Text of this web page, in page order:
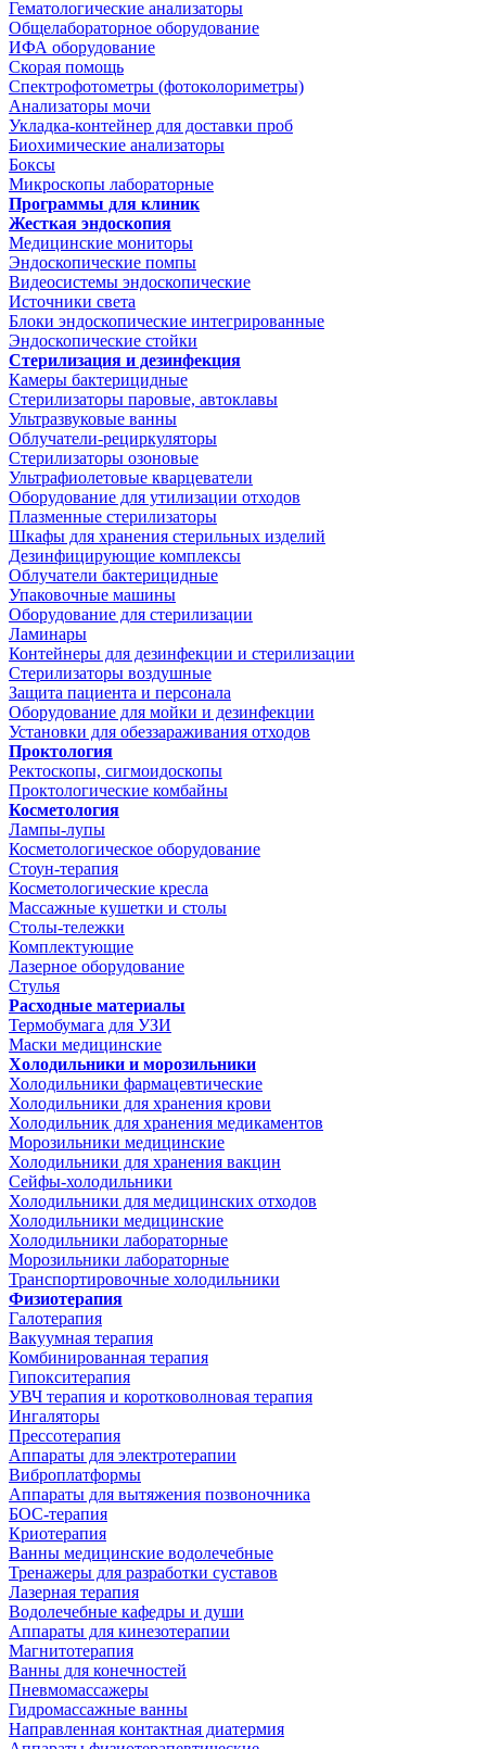
Гематологические анализаторы
Общелабораторное оборудование
ИФА оборудование
Скорая помощь
Спектрофотометры (фотоколориметры)
Анализаторы мочи
Укладка-контейнер для доставки проб
Биохимические анализаторы
Боксы
Микроскопы лабораторные
Программы для клиник
Жесткая эндоскопия
Медицинские мониторы
Эндоскопические помпы
Видеосистемы эндоскопические
Источники света
Блоки эндоскопические интегрированные
Эндоскопические стойки
Стерилизация и дезинфекция
Камеры бактерицидные
Стерилизаторы паровые, автоклавы
Ультразвуковые ванны
Облучатели-рециркуляторы
Стерилизаторы озоновые
Ультрафиолетовые кварцеватели
Оборудование для утилизации отходов
Плазменные стерилизаторы
Шкафы для хранения стерильных изделий
Дезинфицирующие комплексы
Облучатели бактерицидные
Упаковочные машины
Оборудование для стерилизации
Ламинары
Контейнеры для дезинфекции и стерилизации
Стерилизаторы воздушные
Защита пациента и персонала
Оборудование для мойки и дезинфекции
Установки для обеззараживания отходов
Проктология
Ректоскопы, сигмоидоскопы
Проктологические комбайны
Косметология
Лампы-лупы
Косметологическое оборудование
Стоун-терапия
Косметологические кресла
Массажные кушетки и столы
Столы-тележки
Комплектующие
Лазерное оборудование
Стулья
Расходные материалы
Термобумага для УЗИ
Маски медицинские
Холодильники и морозильники
Холодильники фармацевтические
Холодильники для хранения крови
Холодильник для хранения медикаментов
Морозильники медицинские
Холодильники для хранения вакцин
Сейфы-холодильники
Холодильники для медицинских отходов
Холодильники медицинские
Холодильники лабораторные
Морозильники лабораторные
Транспортировочные холодильники
Физиотерапия
Галотерапия
Вакуумная терапия
Комбинированная терапия
Гипокситерапия
УВЧ терапия и коротковолновая терапия
Ингаляторы
Прессотерапия
Аппараты для электротерапии
Виброплатформы
Аппараты для вытяжения позвоночника
БОС-терапия
Криотерапия
Ванны медицинские водолечебные
Тренажеры для разработки суставов
Лазерная терапия
Водолечебные кафедры и души
Аппараты для кинезотерапии
Магнитотерапия
Ванны для конечностей
Пневмомассажеры
Гидромассажные ванны
Направленная контактная диатермия